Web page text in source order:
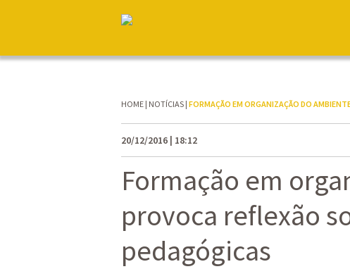
HOME | NOTÍCIAS | FORMAÇÃO EM ORGANIZAÇÃO DO
20/12/2016 | 18:12
Formação em
provoca reflexão
pedagógicas